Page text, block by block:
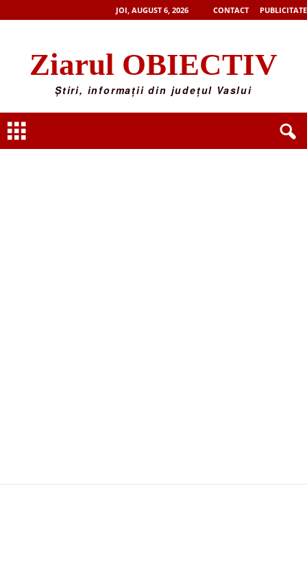
JOI, AUGUST 6, 2026 CONTACT PUBLICITATE
Ziarul OBIECTIV
Știri, informații din județul Vaslui